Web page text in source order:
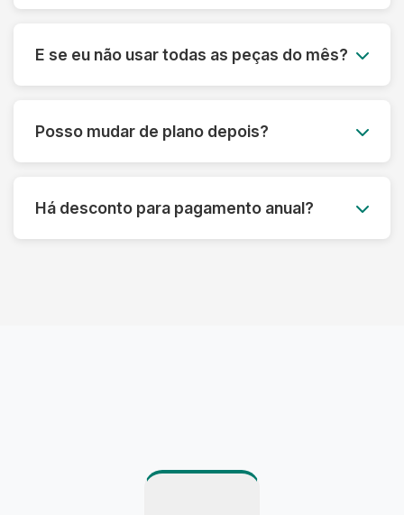
taxa de cancelamento. Sua satisfação é nossa
prioridade.
E se eu não usar todas as peças do mês?
você aproveite ao máximo seu plano sem
desperdício.
Posso mudar de plano depois?
se às suas necessidades atuais.
Há desconto para pagamento anual?